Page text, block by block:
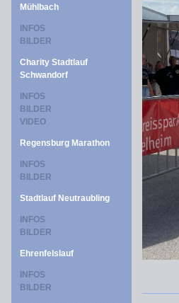
Mühlbach
INFOS
BILDER
Charity Stadtlauf
Schwandorf
INFOS
BILDER
VIDEO
Regensburg Marathon
INFOS
BILDER
Stadtlauf Neutraubling
INFOS
BILDER
Ehrenfelslauf
INFOS
BILDER